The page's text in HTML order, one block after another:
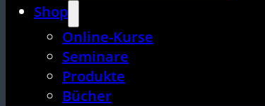
Shop
Online-Kurse
Seminare
Produkte
Bücher